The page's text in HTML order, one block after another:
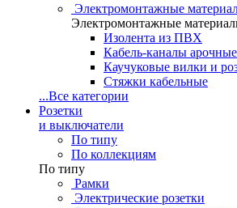
Электромонтажные
Электромонтажные
Изолента из ПВХ
Кабель-каналы арочные
Каучуковые вилки и
Стяжки кабельные
...Все категории
Розетки
и выключатели
По типу
По коллекциям
По типу
Рамки
Электрические розетки